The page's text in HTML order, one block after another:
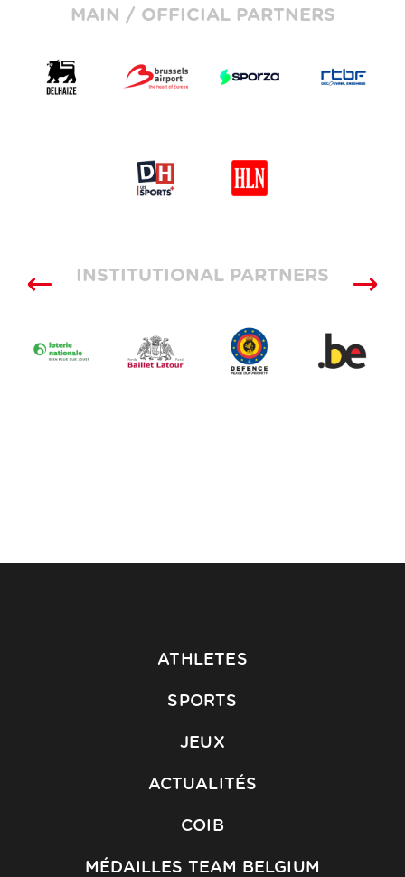
MAIN / OFFICIAL PARTNERS
INSTITUTIONAL PARTNERS
ATHLETES
SPORTS
JEUX
ACTUALITÉS
COIB
MÉDAILLES TEAM BELGIUM